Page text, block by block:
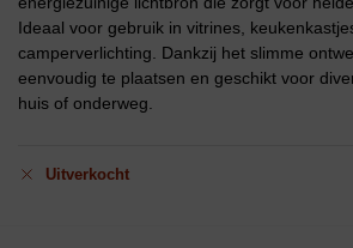
Ideaal voor gebruik in vitrines,
camperverlichting. Dankzij het slimme
eenvoudig te plaatsen en geschikt voor
huis of onderweg.
Uitverkocht